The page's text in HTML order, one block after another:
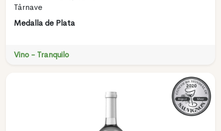
Târnave
Medalla de Plata
Vino - Tranquilo